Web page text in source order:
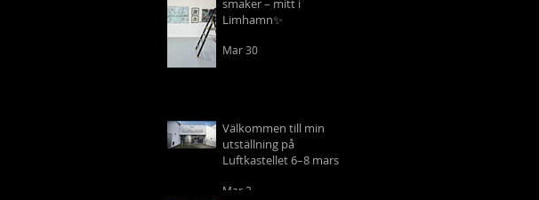
smaker – mitt i
Limhamn✨
Mar 30
Välkommen till min
utställning på
Luftkastellet 6–8 mars
Mar 2